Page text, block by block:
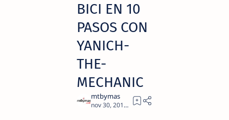
BICI EN 10
PASOS CON
YANICH-
THE-
MECHANIC
6